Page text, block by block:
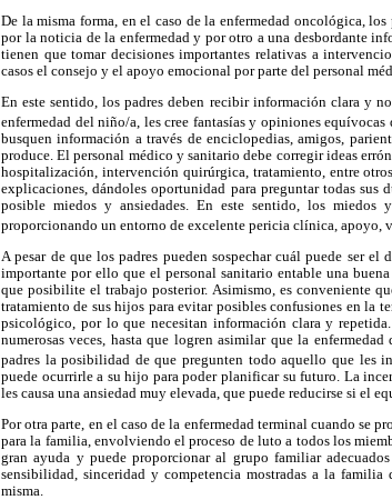
De la misma forma, en el caso de la enfermedad oncológica,
por la noticia de la enfermedad y por otro a una desbordante
tienen que tomar decisiones importantes relativas a
casos el consejo y el apoyo emocional por parte del personal
En este sentido, los padres deben recibir información clara y
enfermedad del niño/a, les cree fantasías y opiniones
busquen información a través de enciclopedias, amigos,
produce. El personal médico y sanitario debe corregir ideas
hospitalización, intervención quirúrgica, tratamiento, entre
explicaciones, dándoles oportunidad para preguntar todas
posible miedos y ansiedades. En este sentido, los miedos
proporcionando un entorno de excelente pericia clínica, apoyo,
A pesar de que los padres pueden sospechar cuál puede ser
importante por ello que el personal sanitario entable una
que posibilite el trabajo posterior. Asimismo, es conveniente
tratamiento de sus hijos para evitar posibles confusiones en la
psicológico, por lo que necesitan información clara y
numerosas veces, hasta que logren asimilar que la
padres la posibilidad de que pregunten todo aquello que les
puede ocurrirle a su hijo para poder planificar su futuro. La
les causa una ansiedad muy elevada, que puede reducirse si el
Por otra parte, en el caso de la enfermedad terminal cuando se
para la familia, envolviendo el proceso de luto a todos los
gran ayuda y puede proporcionar al grupo familiar
sensibilidad, sinceridad y competencia mostradas a la
misma.